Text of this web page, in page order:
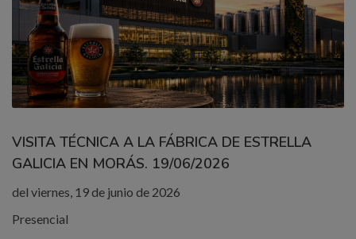
VISITA TÉCNICA A LA FÁBRICA DE ESTRELLA
GALICIA EN MORÁS. 19/06/2026
del viernes, 19 de junio de 2026
Presencial